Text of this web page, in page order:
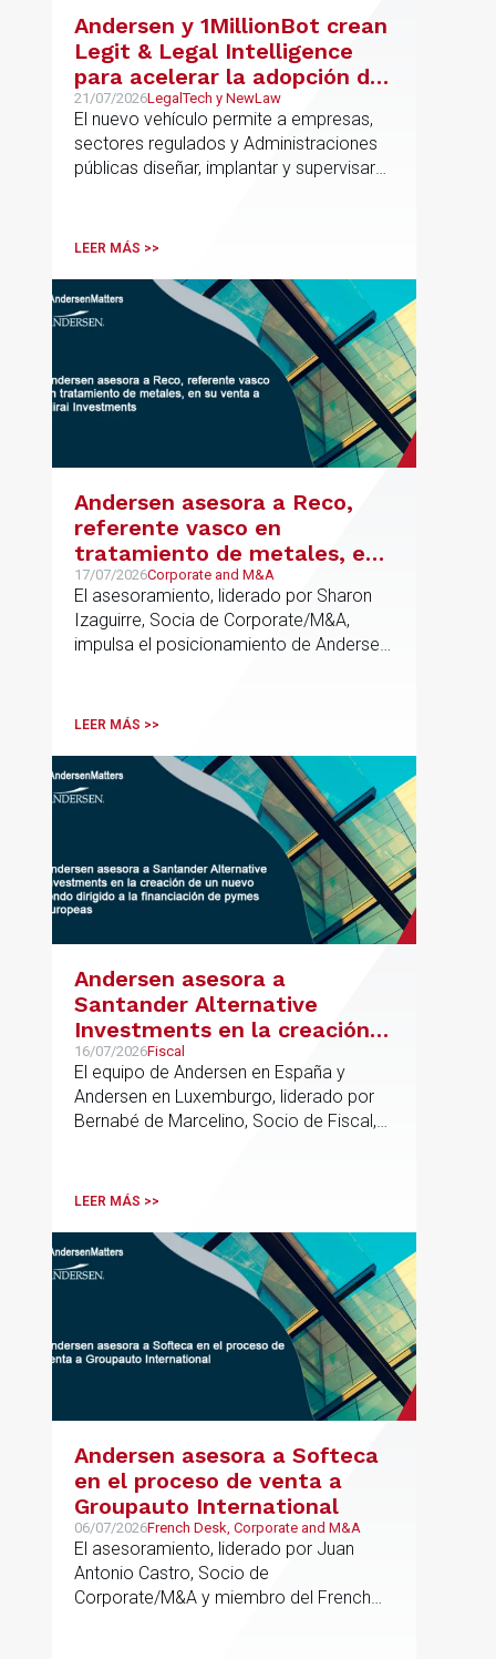
Andersen y 1MillionBot crean
Legit & Legal Intelligence
para acelerar la adopción de
IA con seguridad jurídica en
el marco regulatorio europeo
21/07/2026LegalTech y NewLaw
El nuevo vehículo permite a empresas,
sectores regulados y Administraciones
públicas diseñar, implantar y supervisar
cumplimiento normativo desde el origen.
metodología propia de gestión de
riesgos de IA y se alinea con la
estrategia española de IA soberana
articulada en torno a ALIA.
LEER MÁS >>
Andersen asesora a Reco,
referente vasco en
tratamiento de metales, en
su venta a Mirai Investments
17/07/2026Corporate and M&A
El asesoramiento, liderado por Sharon
Izaguirre, Socia de Corporate/M&A,
impulsa el posicionamiento de Andersen
procesos estratégicos de M&A
LEER MÁS >>
Andersen asesora a
Santander Alternative
Investments en la creación
de un nuevo fondo dirigido a
la financiación de pymes
europeas
16/07/2026Fiscal
El equipo de Andersen en España y
Andersen en Luxemburgo, liderado por
Bernabé de Marcelino, Socio de Fiscal,
formación del fondo, hasta el primer
LEER MÁS >>
Andersen asesora a Softeca
en el proceso de venta a
Groupauto International
06/07/2026French Desk, Corporate and M&A
El asesoramiento, liderado por Juan
Antonio Castro, Socio de
Corporate/M&A y miembro del French